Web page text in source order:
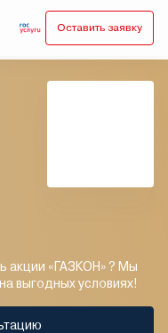
Оставить заявку
акции «ГАЗКОН» ? Мы
выгодных условиях!